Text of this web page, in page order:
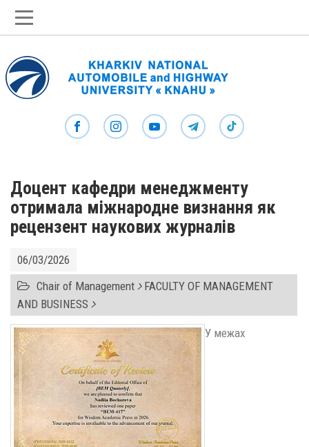
Доцент кафедри менеджменту
отримала міжнародне визнання як
рецензент наукових журналів
06/03/2026
Chair of Management FACULTY OF MANAGEMENT
AND BUSINESS
У межах